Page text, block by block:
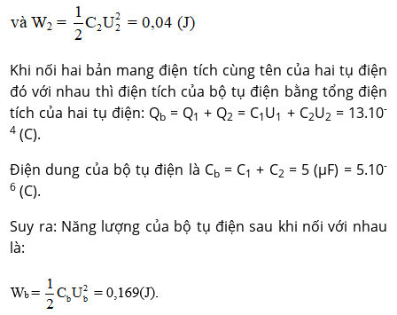
Khi nối hai bản mang điện tích cùng tên của hai tụ điện
đó với nhau thì điện tích của bộ tụ điện bằng tổng điện
tích của hai tụ điện: Qb = Q1 + Q2 = C1U1 + C2U2 = 13.10-
4 (C).
Điện dung của bộ tụ điện là Cb = C1 + C2 = 5 (μF) = 5.10-
6 (C).
Suy ra: Năng lượng của bộ tụ điện sau khi nối với nhau
là: